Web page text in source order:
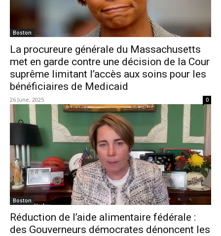
Boston
La procureure générale du Massachusetts
met en garde contre une décision de la Cour
suprême limitant l’accès aux soins pour les
bénéficiaires de Medicaid
26 June, 2025 0
Boston
Réduction de l’aide alimentaire fédérale :
des Gouverneurs démocrates dénoncent les